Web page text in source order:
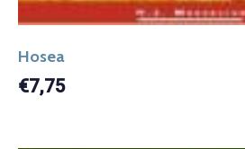
Hosea
€7,75